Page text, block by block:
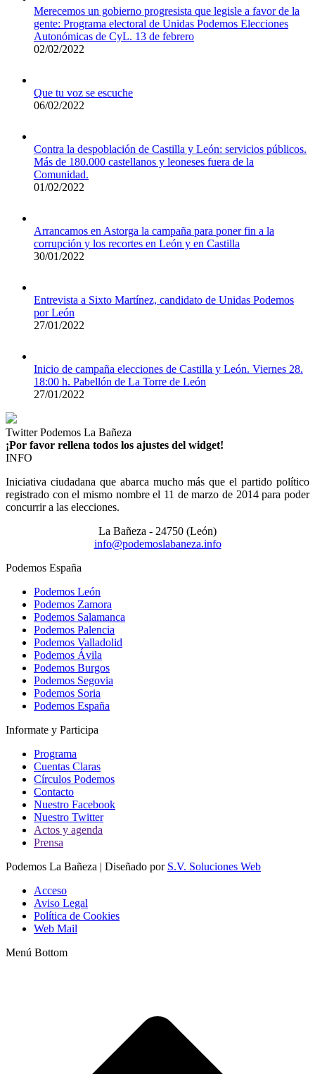
Merecemos un gobierno progresista que legisle a favor de la
gente: Programa electoral de Unidas Podemos Elecciones
Autonómicas de CyL. 13 de febrero
02/02/2022
Que tu voz se escuche
06/02/2022
Contra la despoblación de Castilla y León: servicios públicos.
Más de 180.000 castellanos y leoneses fuera de la
Comunidad.
01/02/2022
Arrancamos en Astorga la campaña para poner fin a la
corrupción y los recortes en León y en Castilla
30/01/2022
Entrevista a Sixto Martínez, candidato de Unidas Podemos
por León
27/01/2022
Inicio de campaña elecciones de Castilla y León. Viernes 28.
18:00 h. Pabellón de La Torre de León
27/01/2022
Twitter Podemos La Bañeza
¡Por favor rellena todos los ajustes del widget!
INFO
Iniciativa ciudadana que abarca mucho más que el partido político
registrado con el mismo nombre el 11 de marzo de 2014 para poder
concurrir a las elecciones.
La Bañeza - 24750 (León)
info@podemoslabaneza.info
Podemos España
Podemos León
Podemos Zamora
Podemos Salamanca
Podemos Palencia
Podemos Valladolid
Podemos Ávila
Podemos Burgos
Podemos Segovia
Podemos Soria
Podemos España
Informate y Participa
Programa
Cuentas Claras
Círculos Podemos
Contacto
Nuestro Facebook
Nuestro Twitter
Actos y agenda
Prensa
Podemos La Bañeza | Diseñado por S.V. Soluciones Web
Acceso
Aviso Legal
Política de Cookies
Web Mail
Menú Bottom